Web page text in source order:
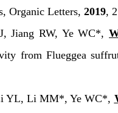
,Organic Letters,2019,
Jiang RW, Ye WC*,
from Flueggea
YL, Li MM*, Ye WC*,